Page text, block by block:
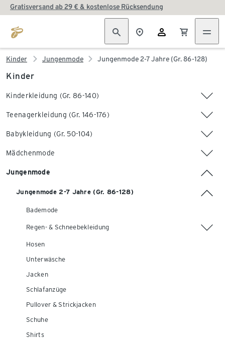
Gratisversand ab 29 € & kostenlose Rücksendung
Kinder Jungenmode Jungenmode 2-7 Jahre (Gr. 86-128)
Kinder
Kinderkleidung (Gr. 86-140)
Teenagerkleidung (Gr. 146-176)
Babykleidung (Gr. 50-104)
Mädchenmode
Jungenmode
Jungenmode 2-7 Jahre (Gr. 86-128)
Bademode
Regen- & Schneebekleidung
Hosen
Unterwäsche
Jacken
Schlafanzüge
Pullover & Strickjacken
Schuhe
Shirts